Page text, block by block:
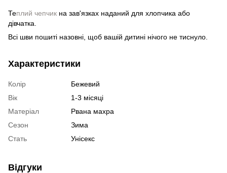
Теплий чепчик на зав'язках наданий для хлопчика або
дівчатка.
Всі шви пошиті назовні, щоб вашій дитині нічого не тиснуло.
Характеристики
Колір
Бежевий
Вік
1-3 місяці
Матеріал
Рвана махра
Сезон
Зима
Стать
Унісекс
Відгуки